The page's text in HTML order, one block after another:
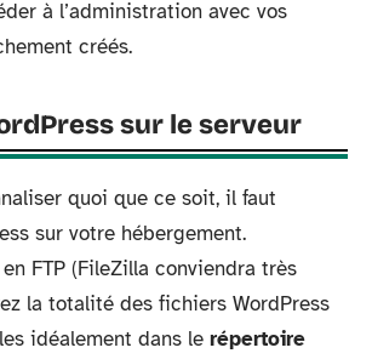
à l’administration avec vos
créés.
sur le serveur
quoi que ce soit, il faut
sur votre hébergement.
FTP (FileZilla conviendra très
la totalité des fichiers WordPress
idéalement dans le répertoire